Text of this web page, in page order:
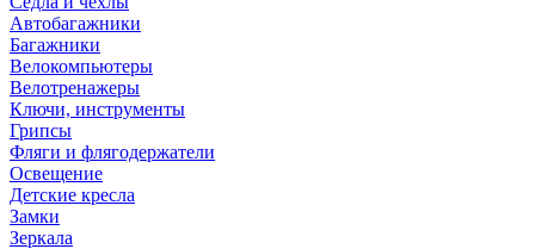
Автобагажники
Багажники
Велокомпьютеры
Велотренажеры
Ключи, инструменты
Грипсы
Фляги и флягодержатели
Освещение
Детские кресла
Замки
Зеркала